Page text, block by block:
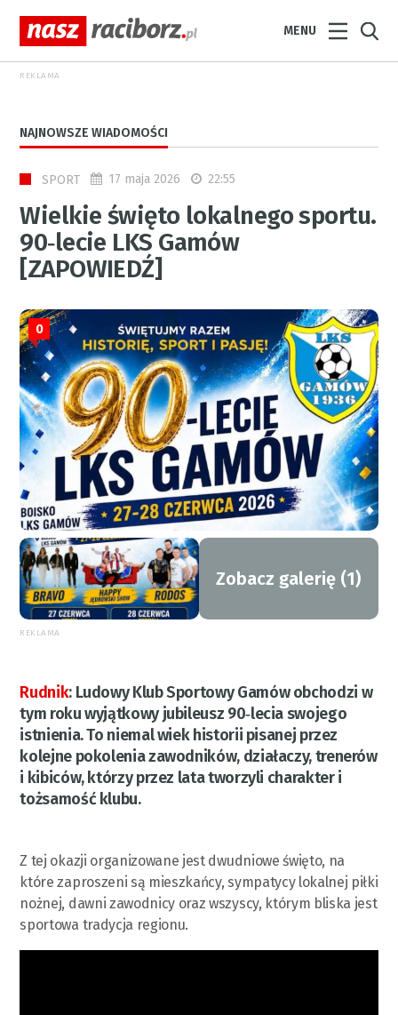
MENU
REKLAMA
NAJNOWSZE WIADOMOŚCI
SPORT 17 maja 2026 22:55
Wielkie święto lokalnego sportu.
90‑lecie LKS Gamów
[ZAPOWIEDŹ]
0
Zobacz galerię (1)
REKLAMA
Rudnik: Ludowy Klub Sportowy Gamów obchodzi w
tym roku wyjątkowy jubileusz 90‑lecia swojego
istnienia. To niemal wiek historii pisanej przez
kolejne pokolenia zawodników, działaczy, trenerów
i kibiców, którzy przez lata tworzyli charakter i
tożsamość klubu.
Z tej okazji organizowane jest dwudniowe święto, na
które zaproszeni są mieszkańcy, sympatycy lokalnej piłki
nożnej, dawni zawodnicy oraz wszyscy, którym bliska jest
sportowa tradycja regionu.